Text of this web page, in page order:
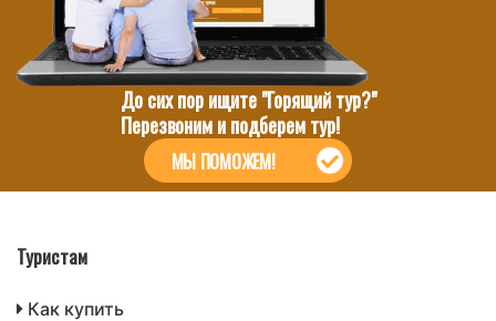
До сих пор ищите "Горящий тур?"
Перезвоним и подберем тур!
МЫ ПОМОЖЕМ!
Туристам
Как купить